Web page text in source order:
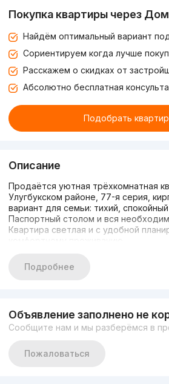
Покупка квартиры через
Найдём оптимальный вариант
Сориентируем когда лучше
Расскажем о скидках от
Абсолютно бесплатная
Подобрать
Описание
Продаётся уютная трёхкомнатная
Улугбукском районе, 77-я серия,
вариант для семьи: тихий,
Паспортный столом и вся
Квартира светлая и с удобной
комфортному проживанию.
Подробнее
Объявление заполнено не
Сообщите нам и мы разберёмся в
Пожаловаться